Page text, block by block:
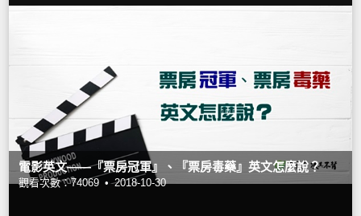
電影英文——『票房冠軍』、『票房毒藥』英文怎麼說？
觀看次數：74069 • 2018-10-30